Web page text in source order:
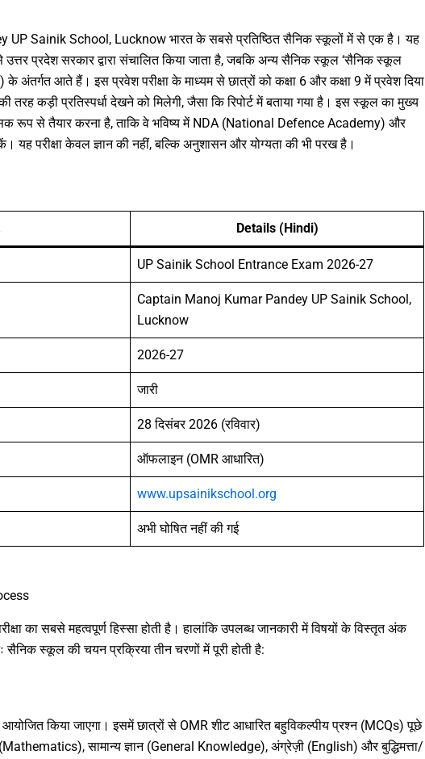
UP Sainik School, Lucknow भारत के सबसे प्रतिष्ठित सैनिक स्कूलों में से एक है। यह
प्रदेश सरकार द्वारा संचालित किया जाता है, जबकि अन्य सैनिक स्कूल ‘सैनिक स्कूल
अंतर्गत आते हैं। इस प्रवेश परीक्षा के माध्यम से छात्रों को कक्षा 6 और कक्षा 9 में प्रवेश दिया
की तरह कड़ी प्रतिस्पर्धा देखने को मिलेगी, जैसा कि रिपोर्ट में बताया गया है। इस स्कूल का मुख्य
रूप से तैयार करना है, ताकि वे भविष्य में NDA (National Defence Academy) और
यह परीक्षा केवल ज्ञान की नहीं, बल्कि अनुशासन और योग्यता की भी परख है।
Details (Hindi)
UP Sainik School Entrance Exam 2026-27
Captain Manoj Kumar Pandey UP Sainik School,
Lucknow
2026-27
जारी
28 दिसंबर 2026 (रविवार)
ऑफलाइन (OMR आधारित)
www.upsainikschool.org
अभी घोषित नहीं की गई
का सबसे महत्वपूर्ण हिस्सा होती है। हालांकि उपलब्ध जानकारी में विषयों के विस्तृत अंक
सैनिक स्कूल की चयन प्रक्रिया तीन चरणों में पूरी होती है:
किया जाएगा। इसमें छात्रों से OMR शीट आधारित बहुविकल्पीय प्रश्न (MCQs) पूछे
सामान्य ज्ञान (General Knowledge), अंग्रेज़ी (English) और बुद्धिमत्ता/